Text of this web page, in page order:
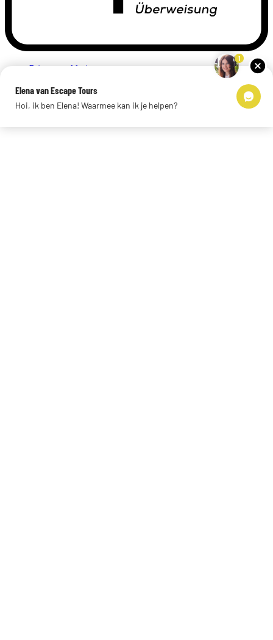
Privacyverklaring
Links
© 2026 Escape Tours
1
Elena van Escape Tours
Hoi, ik ben Elena! Waarmee kan ik je helpen?